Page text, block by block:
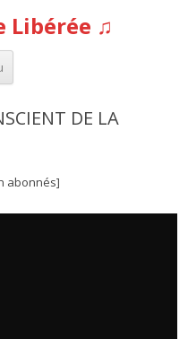
Libérée ♫
Aller au contenu
DE LA
abonnés]